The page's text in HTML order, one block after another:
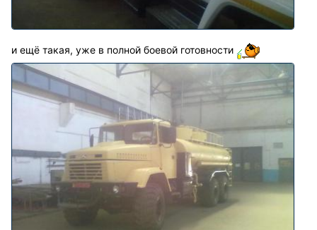
и ещё такая, уже в полной боевой готовности